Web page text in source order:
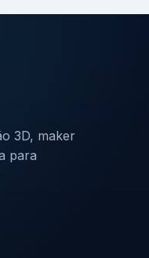
3D, maker
para